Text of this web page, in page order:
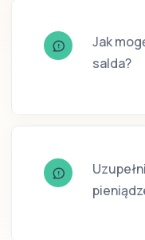
Jak
salda?